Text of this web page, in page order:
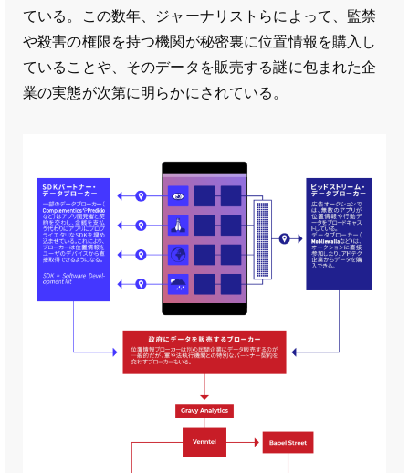
ている。この数年、ジャーナリストらによって、監禁
や殺害の権限を持つ機関が秘密裏に位置情報を購入し
ていることや、そのデータを販売する謎に包まれた企
業の実態が次第に明らかにされている。